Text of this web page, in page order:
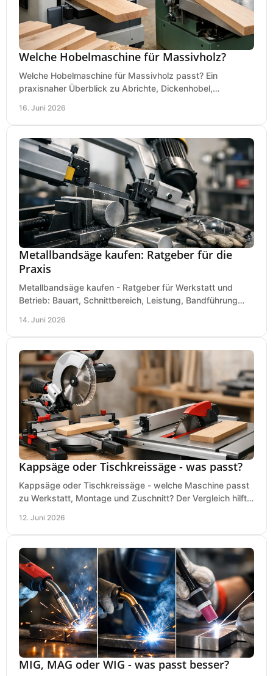
Welche Hobelmaschine für Massivholz?
Welche Hobelmaschine für Massivholz passt? Ein
praxisnaher Überblick zu Abrichte, Dickenhobel,
16. Juni 2026
Metallbandsäge kaufen: Ratgeber für die
Praxis
Metallbandsäge kaufen - Ratgeber für Werkstatt und
Betrieb: Bauart, Schnittbereich, Leistung, Bandführung
14. Juni 2026
Kappsäge oder Tischkreissäge - was passt?
Kappsäge oder Tischkreissäge - welche Maschine passt
zu Werkstatt, Montage und Zuschnitt? Der Vergleich hilft
12. Juni 2026
MIG, MAG oder WIG - was passt besser?